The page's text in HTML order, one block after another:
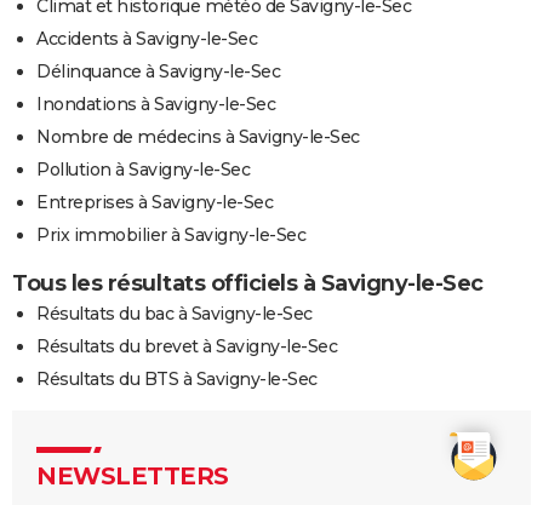
Climat et historique météo de Savigny-le-Sec
Accidents à Savigny-le-Sec
Délinquance à Savigny-le-Sec
Inondations à Savigny-le-Sec
Nombre de médecins à Savigny-le-Sec
Pollution à Savigny-le-Sec
Entreprises à Savigny-le-Sec
Prix immobilier à Savigny-le-Sec
Tous les résultats officiels à Savigny-le-Sec
Résultats du bac à Savigny-le-Sec
Résultats du brevet à Savigny-le-Sec
Résultats du BTS à Savigny-le-Sec
NEWSLETTERS